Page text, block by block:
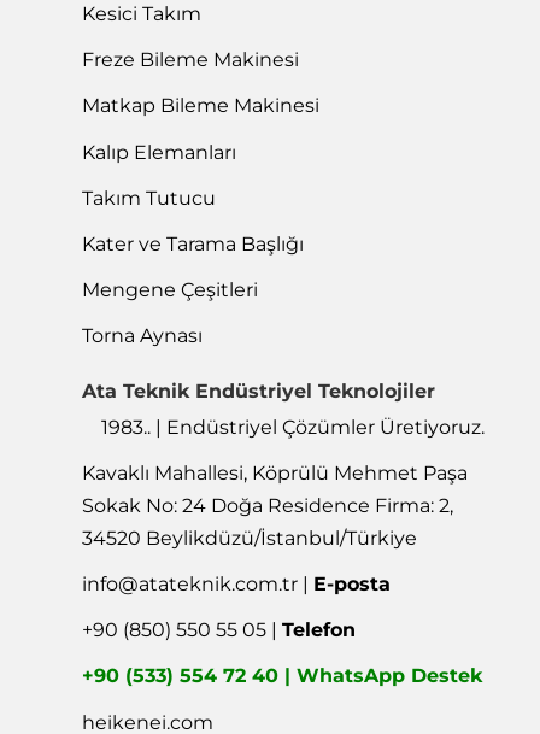
Kesici Takım
Freze Bileme Makinesi
Matkap Bileme Makinesi
Kalıp Elemanları
Takım Tutucu
Kater ve Tarama Başlığı
Mengene Çeşitleri
Torna Aynası
Ata Teknik Endüstriyel Teknolojiler
1983.. | Endüstriyel Çözümler Üretiyoruz.
Kavaklı Mahallesi, Köprülü Mehmet Paşa
Sokak No: 24 Doğa Residence Firma: 2,
34520 Beylikdüzü/İstanbul/Türkiye
info@atateknik.com.tr | E-posta
+90 (850) 550 55 05 |Telefon
+90 (533) 554 72 40 | WhatsApp Destek
heikenei.com